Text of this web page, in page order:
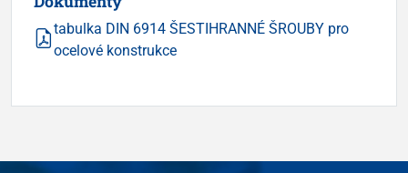
tabulka DIN 6914 ŠESTIHRANNÉ ŠROUBY pro
ocelové konstrukce